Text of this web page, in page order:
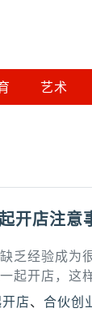
艺术
开店注意
乏经验成为
起开店，这
店、 合伙创